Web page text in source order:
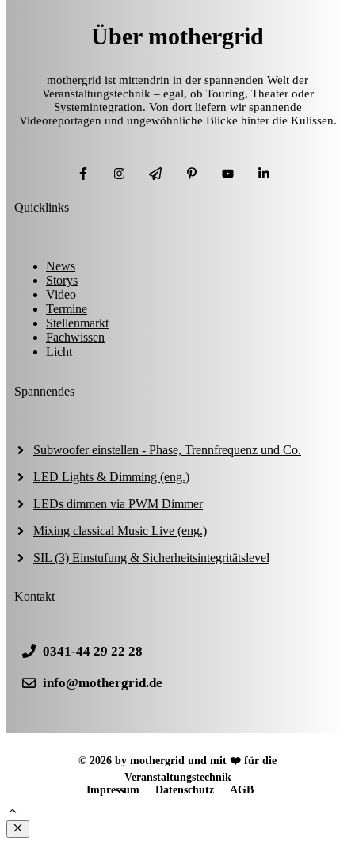
Über mothergrid
mothergrid ist mittendrin in der spannenden Welt der
Veranstaltungstechnik – egal, ob Touring, Theater oder
Systemintegration. Von dort liefern wir spannende
Videoreportagen und ungewöhnliche Blicke hinter die Kulissen.
Quicklinks
News
Storys
Video
Termine
Stellenmarkt
Fachwissen
Licht
Spannendes
Subwoofer einstellen - Phase, Trennfrequenz und Co.
LED Lights & Dimming (eng.)
LEDs dimmen via PWM Dimmer
Mixing classical Music Live (eng.)
SIL (3) Einstufung & Sicherheitsintegritätslevel
Kontakt
0341-44 29 22 28
info@mothergrid.de
© 2026 by mothergrid und mit ❤️ für die
Veranstaltungstechnik
Impressum
Datenschutz AGB